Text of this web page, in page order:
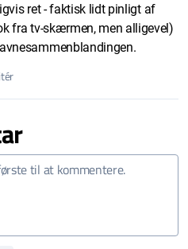
ret - faktisk lidt pinligt af
fra tv-skærmen, men alligevel)